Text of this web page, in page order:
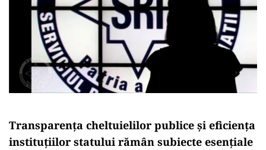
Transparența cheltuielilor publice și eficiența
instituțiilor statului rămân subiecte esențiale